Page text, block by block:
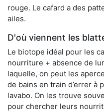
rouge. Le cafard a des
ailes.
D'où viennent les
Le biotope idéal pour les
nourriture + absence de
laquelle, on peut les
de bains en train d’errer à
lavabo. On les trouve
pour chercher leurs